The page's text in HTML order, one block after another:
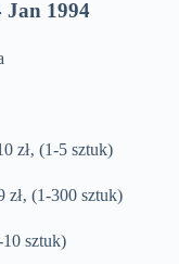
Jan 1994
zł‚ (1-5 sztuk)
(1-300 sztuk)
10 sztuk)